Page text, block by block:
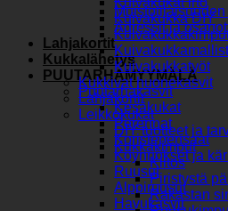
Muistotilaisuuden
Adressit ja
Lahjakortit
Kukkalähetys
PUUTARHAMYYMÄLÄ
Puutarhakasvit
Kesäkukat
Perennat
Koristepensaat
Köynnökset ja
Ruusut
Alppiruusut
Havukasvit
Kuivakukka DIY
Kuivakukkatyöt
Kukkivat huonekasvit
Lahjakortit
Leikkokukat
DIY tuotteet ja
Kukkakimput
Kiitos
Piristystä
Rakastan